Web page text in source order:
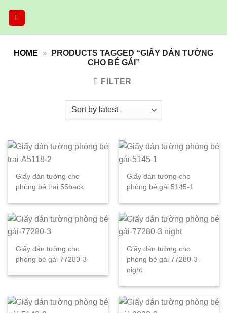
HOME »
PRODUCTS TAGGED “GIẤY DÁN TƯỜNG
CHO BÉ GÁI”
FILTER
Giấy dán tường cho
phòng bé trai 55back
Giấy dán tường cho
phòng bé gái 5145-1
Giấy dán tường cho
phòng bé gái 77280-3
Giấy dán tường cho
phòng bé gái 77280-3-
night